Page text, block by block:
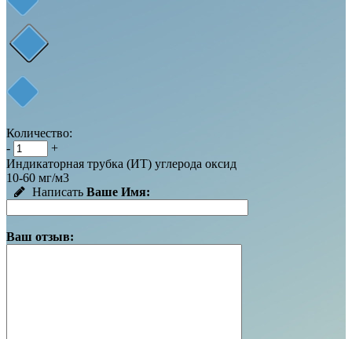
Количество:
-
+
Индикаторная трубка (ИТ) углерода оксид
10-60 мг/м3
Написать Ваше Имя:
Ваш отзыв: